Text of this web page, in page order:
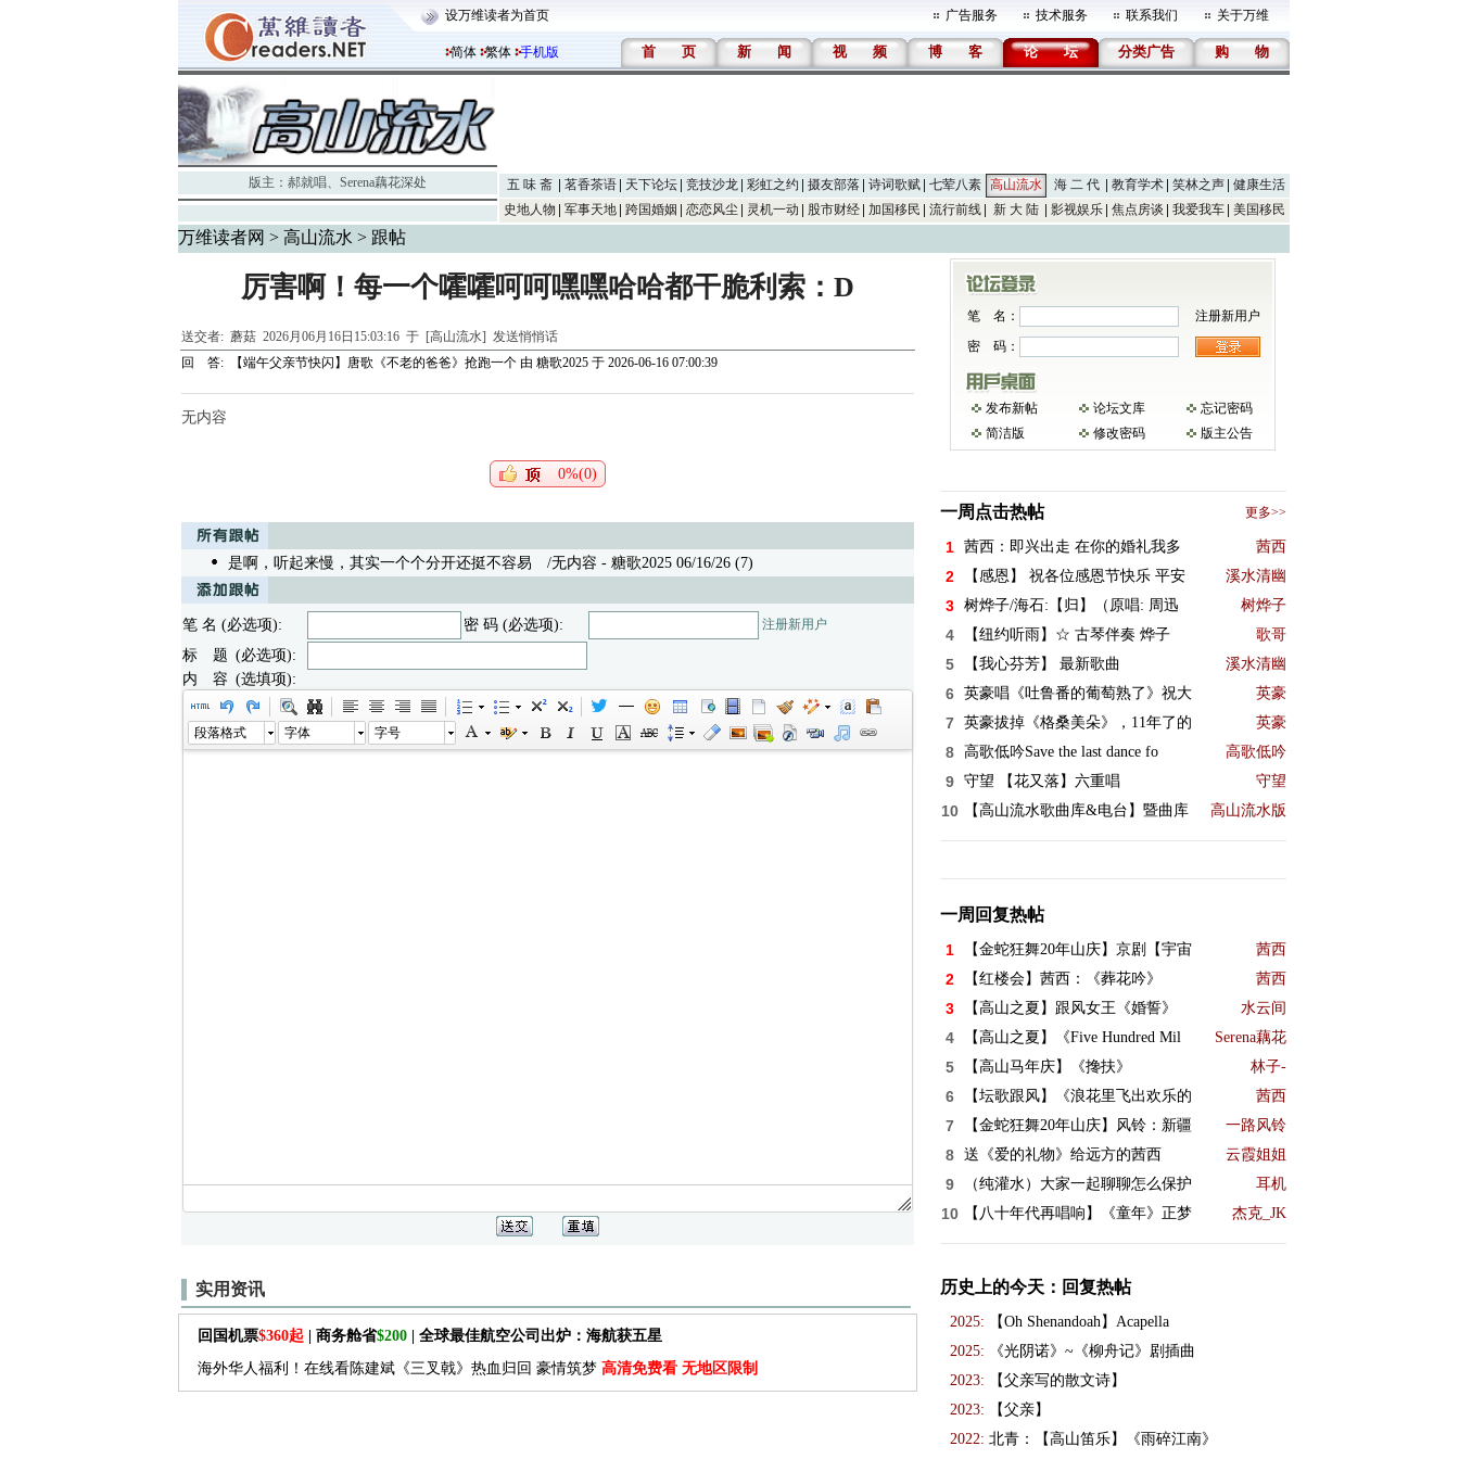
设万维读者为首页 广告服务 技术服务 联系我们 关于万维
简体 繁体 手机版 首 页 新 闻 视 频 博 客 论 坛 分类广告 购 物
版主： 郝就唱、 Serena藕花深处 五 味 斋 茗香茶语 天下论坛 竞技沙龙 彩虹之约 摄友部落 诗词歌赋 七荤八素 高山流水 海 二 代 教育学术 笑林之声
健康生活
史地人物
军事天地 跨国婚姻 恋恋风尘 灵机一动 股市财经 加国移民 流行前线 新 大 陆 影视娱乐 焦点房谈 我爱我车 美国移民
万维读者网 > 高山流水 > 跟帖
厉害啊！每一个嚯嚯呵呵嘿嘿哈哈都干脆利索：D
送交者: 蘑菇2026月06月16日15:03:16 于 [高山流水] 发送悄悄话
回 答:
【端午父亲节快闪】唐歌《不老的爸爸》抢跑一个由 糖歌2025于 2026-06-16 07:00:39
无内容
0%(0)
是啊，听起来慢，其实一个个分开还挺不容易 /无内容 - 糖歌2025 06/16/26 (7)
笔 名 (必选项): 密 码 (必选项): 注册新用户
标 题 (必选项):
内 容 (选填项):
段落格式 字体 字号
实用资讯
回国机票$360起 | 商务舱省$200| 全球最佳航空公司出炉：海航获五星
海外华人福利！在线看陈建斌《三叉戟》热血归回 豪情筑梦 高清免费看 无地区限制
笔 名：
注册新用户
密 码：
发布新帖 论坛文库
忘记密码
简洁版
修改密码 版主公告
一周点击热帖 更多>>
1 茜西：即兴出走 在你的婚礼我多 茜西
2 【感恩】 祝各位感恩节快乐 平安 溪水清幽
3 树烨子/海石:【归】（原唱: 周迅 树烨子
4 【纽约听雨】☆ 古琴伴奏 烨子 歌哥
5 【我心芬芳】 最新歌曲 溪水清幽
6 英豪唱《吐鲁番的葡萄熟了》祝大 英豪
7 英豪拔掉《格桑美朵》，11年了的 英豪
8 高歌低吟Save the last dance fo 高歌低吟
9 守望 【花又落】六重唱 守望
10 【高山流水歌曲库&电台】暨曲库 高山流水版
一周回复热帖
1 【金蛇狂舞20年山庆】京剧【宇宙 茜西
2 【红楼会】茜西：《葬花吟》 茜西
3 【高山之夏】跟风女王《婚誓》 水云间
4 【高山之夏】《Five Hundred Mil Serena藕花
5 【高山马年庆】《搀扶》 林子-
6 【坛歌跟风】《浪花里飞出欢乐的 茜西
7 【金蛇狂舞20年山庆】风铃：新疆 一路风铃
8 送《爱的礼物》给远方的茜西 云霞姐姐
9 （纯灌水）大家一起聊聊怎么保护 耳机
10 【八十年代再唱响】《童年》正梦 杰克_JK
历史上的今天：回复热帖
2025:
【Oh Shenandoah】Acapella
2025:
《光阴诺》~《柳舟记》剧插曲
2023:
【父亲写的散文诗】
2023:
【父亲】
2022: 北青：【高山笛乐】《雨碎江南》